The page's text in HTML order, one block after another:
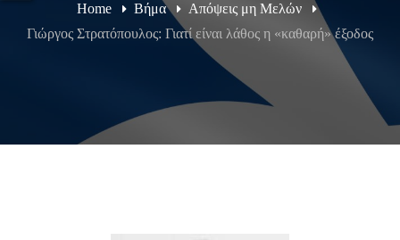
Home Βήμα
Απόψεις μη Μελών
Γιώργος Στρατόπουλος: Γιατί είναι λάθος η «καθαρή» έξοδος